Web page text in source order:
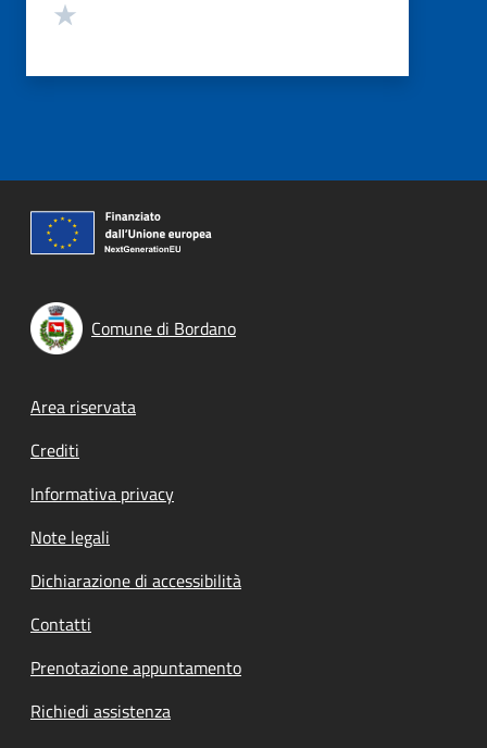
Comune di Bordano
Footer menu
Area riservata
Crediti
Informativa privacy
Note legali
Dichiarazione di accessibilità
Contatti
Prenotazione appuntamento
Richiedi assistenza